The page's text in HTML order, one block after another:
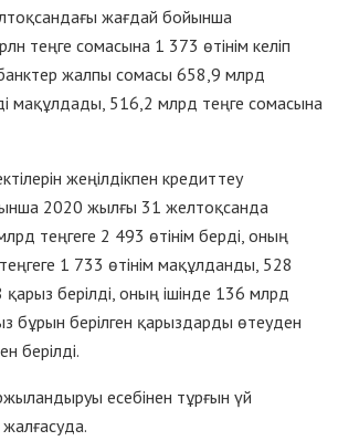
жағдай бойынша
теңге сомасына 1 373 өтінім келіп
банктер жалпы сомасы 658,9 млрд
мақұлдады, 516,2 млрд теңге сомасына
жеңілдікпен кредиттеу
2020 жылғы 31 желтоқсанда
теңгеге 2 493 өтінім берді, оның
1 733 өтінім мақұлданды, 528
берілді, оның ішінде 136 млрд
бұрын берілген қарыздарды өтеуден
берілді.
есебінен тұрғын үй